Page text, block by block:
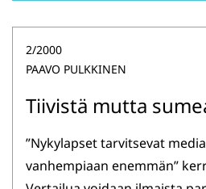
Tiivistä mutta
2/2000
PAAVO PULKKINEN
”Nykylapset tarvitsevat
vanhempiaan enemmän”